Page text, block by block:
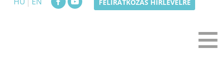
FELIRATKOZÁS HÍRLEVÉLRE